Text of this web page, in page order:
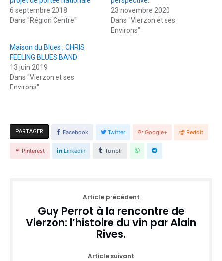
6 septembre 2018
Dans "Région Centre"
23 novembre 2020
Dans "Vierzon et ses
Environs"
Maison du Blues , CHRIS
FEELING BLUES BAND
13 juin 2019
Dans "Vierzon et ses
Environs"
PARTAGER Facebook Twitter Google+ Reddit
Pinterest Linkedin Tumblr
Article précédent
Guy Perrot à la rencontre de
Vierzon: l’histoire du vin par Alain
Rives.
Article suivant